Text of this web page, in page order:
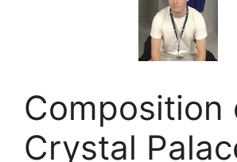
Composition
Crystal